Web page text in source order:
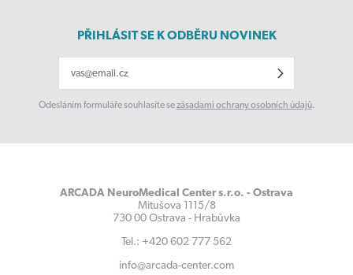
PŘIHLÁSIT SE K ODBĚRU NOVINEK
Odesláním formuláře souhlasíte sezásadami ochrany osobních údajů.
ARCADA NeuroMedical Center s.r.o. - Ostrava
Mitušova 1115/8
730 00 Ostrava - Hrabůvka
Tel.: +420 602 777 562
info@arcada-center.com